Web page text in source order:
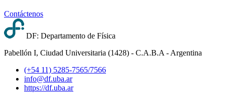
Contáctenos
DF: Departamento de Física
Pabellón I, Ciudad Universitaria (1428) - C.A.B.A - Argentina
(+54 11) 5285-7565/7566
info@df.uba.ar
https://df.uba.ar